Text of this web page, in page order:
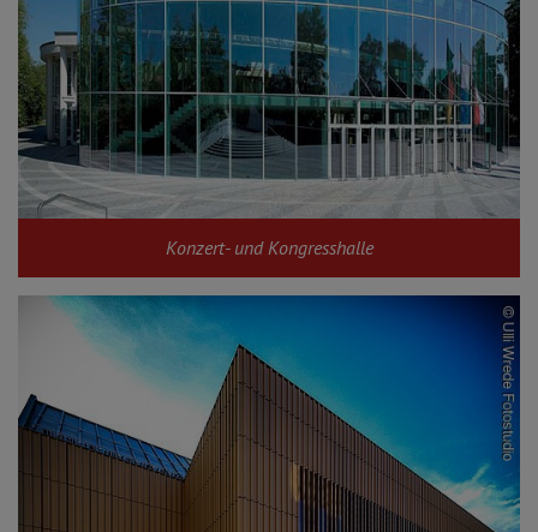
Konzert- und Kongresshalle